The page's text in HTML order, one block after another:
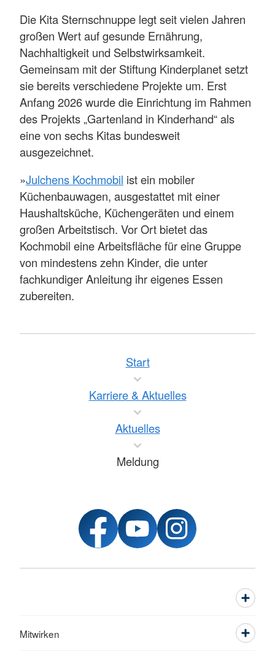
Die Kita Sternschnuppe legt seit vielen Jahren
großen Wert auf gesunde Ernährung,
Nachhaltigkeit und Selbstwirksamkeit.
Gemeinsam mit der Stiftung Kinderplanet setzt
sie bereits verschiedene Projekte um. Erst
Anfang 2026 wurde die Einrichtung im Rahmen
des Projekts „Gartenland in Kinderhand“ als
eine von sechs Kitas bundesweit
ausgezeichnet.
»Julchens Kochmobil ist ein mobiler
Küchenbauwagen, ausgestattet mit einer
Haushaltsküche, Küchengeräten und einem
großen Arbeitstisch. Vor Ort bietet das
Kochmobil eine Arbeitsfläche für eine Gruppe
von mindestens zehn Kinder, die unter
fachkundiger Anleitung ihr eigenes Essen
zubereiten.
Start
Karriere & Aktuelles
Aktuelles
Meldung
Mitwirken